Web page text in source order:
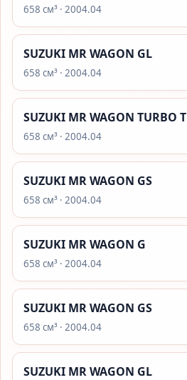
658 см³ · 2004.04
SUZUKI MR WAGON GL
658 см³ · 2004.04
SUZUKI MR WAGON TURBO T
658 см³ · 2004.04
SUZUKI MR WAGON GS
658 см³ · 2004.04
SUZUKI MR WAGON G
658 см³ · 2004.04
SUZUKI MR WAGON GS
658 см³ · 2004.04
SUZUKI MR WAGON GL